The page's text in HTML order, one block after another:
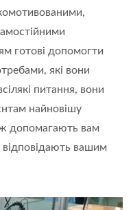
готові допомогти
які вони
питання, вони
найновішу
допомагають вам
відповідають вашим